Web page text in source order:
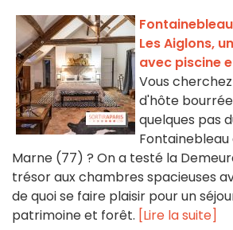
Les Aiglons,
avec piscine
Vous
d'hôte
quelques pas
Marne (77) ? On a testé la
trésor aux chambres spacieuses
de quoi se faire plaisir pour un
patrimoine et forêt. [Lire la suite]